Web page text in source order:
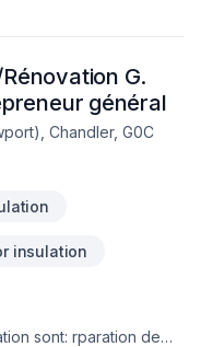
G.
général
Chandler, G0C
insulation
sont: rparation de